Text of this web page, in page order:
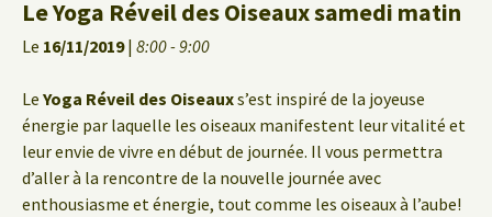
Le Yoga Réveil des Oiseaux samedi matin
Le 16/11/2019| 8:00 - 9:00
Le Yoga Réveil des Oiseauxs’est inspiré de la joyeuse
énergie par laquelle les oiseaux manifestent leur vitalité et
leur envie de vivre en début de journée. Il vous permettra
d’aller à la rencontre de la nouvelle journée avec
enthousiasme et énergie, tout comme les oiseaux à l’aube!